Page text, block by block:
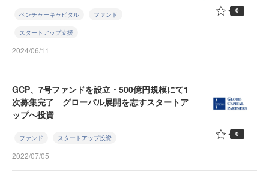
ベンチャーキャピタル ファンド
スタートアップ支援
2024/06/11
0
GCP、7号ファンドを設立・500億円規模にて1
次募集完了 グローバル展開を志すスタートア
ップへ投資
ファンド スタートアップ投資
2022/07/05
0